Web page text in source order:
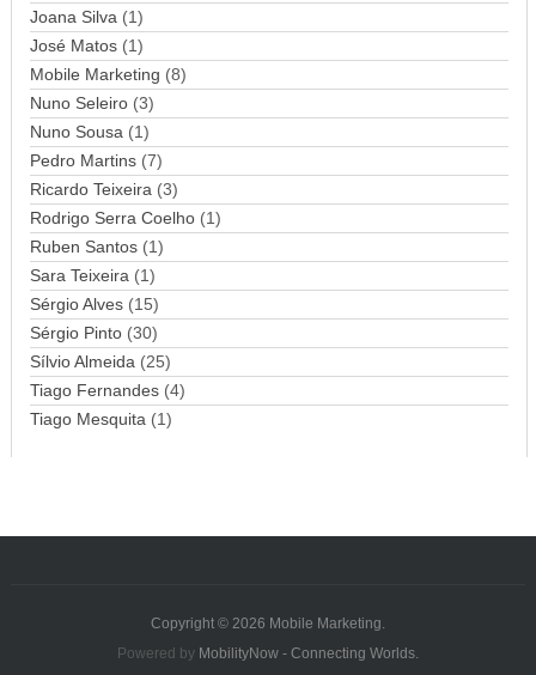
i
l
Joana Silva (1)
José Matos(1)
Mobile Marketing (8)
Nuno Seleiro(3)
Nuno Sousa (1)
Pedro Martins(7)
Ricardo Teixeira (3)
Rodrigo Serra Coelho(1)
Ruben Santos(1)
Sara Teixeira (1)
Sérgio Alves(15)
Sérgio Pinto(30)
Sílvio Almeida (25)
Tiago Fernandes(4)
Tiago Mesquita (1)
Copyright © 2026 Mobile Marketing.
Powered by MobilityNow - Connecting Worlds.